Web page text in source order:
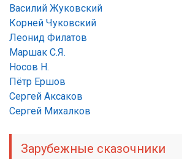
Василий Жуковский
Корней Чуковский
Леонид Филатов
Маршак С.Я.
Носов Н.
Пётр Ершов
Сергей Аксаков
Сергей Михалков
Зарубежные сказочники